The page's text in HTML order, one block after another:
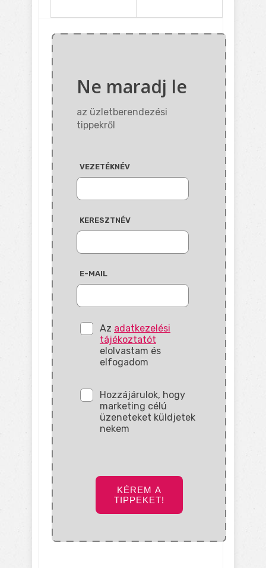
Ne maradj le
az üzletberendezési
tippekről
VEZETÉKNÉV
KERESZTNÉV
E-MAIL
Az adatkezelési
tájékoztatót
elolvastam és
elfogadom
Hozzájárulok, hogy
marketing célú
üzeneteket küldjetek
nekem
KÉREM A
TIPPEKET!